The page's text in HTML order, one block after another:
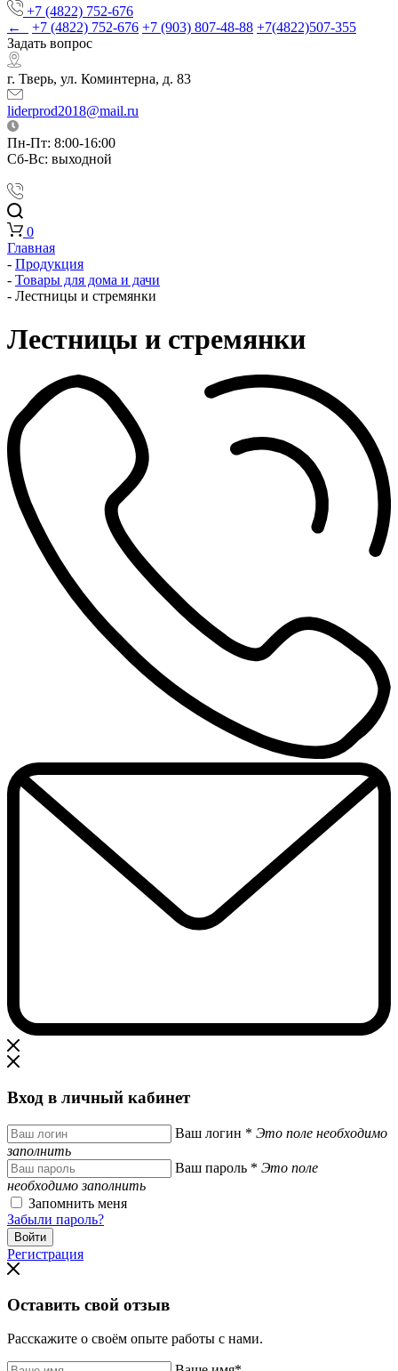
+7 (4822) 752-676
←
+7 (4822) 752-676 +7 (903) 807-48-88 +7(4822)507-355
Задать вопрос
г. Тверь, ул. Коминтерна, д. 83
liderprod2018@mail.ru
Пн-Пт: 8:00-16:00
Сб-Вс: выходной
0
Главная
- Продукция
- Товары для дома и дачи
- Лестницы и стремянки
Лестницы и стремянки
Вход в личный кабинет
Ваш логин * Это поле необходимо
заполнить
Ваш пароль * Это поле
необходимо заполнить
Запомнить меня
Забыли пароль?
Регистрация
Оставить свой отзыв
Расскажите о своём опыте работы с нами.